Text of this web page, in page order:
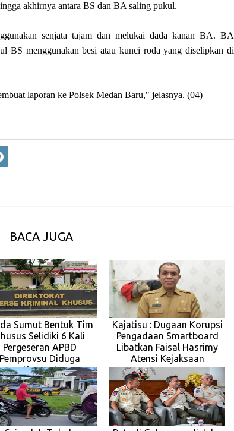
akhirnya antara BS dan BA saling pukul.
senjata tajam dan melukai dada kanan BA. BA
BS menggunakan besi atau kunci roda yang diselipkan di
laporan ke Polsek Medan Baru," jelasnya. (04)
BACA JUGA
Sumut Bentuk Tim
Selidiki 6 Kali
Pergeseran APBD
Pemprovsu Diduga
Korupsi
Kajatisu : Dugaan Korupsi
Pengadaan Smartboard
Libatkan Faisal Hasrimy
Atensi Kejaksaan